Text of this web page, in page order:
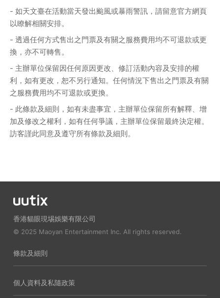
- 如天文臺在活動當天發出颱風或暴雨警訊，請留意官方網頁
以瞭解相關安排。
- 透過任何方式售出之門票及有關之服務費用均不可退款或更
換，亦不可轉售。
- 主辦單位保留因任何原因更改、修訂活動內容及安排的權
利，如有更改，恕不另行通知。任何情況下售出之門票及有關
之服務費用均不可退款或更換。
- 此條款及細則，如有未盡事宜，主辦單位保留所有解釋、增
加及修改之權利，如有任何爭議，主辦單位保留最終決定權。
訪客謹此同意及遵守所有條款及細則。
香港貓眼現埸娛樂有限公司
© 2025 Maoyan Entertainment Inc. All rights reserved.
條款及細則
個人資料及私隨政策